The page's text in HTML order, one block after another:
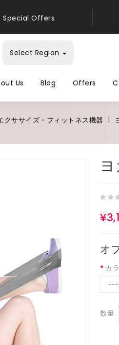
Special Offers
Select Region
Us Blog Offers
クササイズ・フィットネス機器
オ
カ
数量